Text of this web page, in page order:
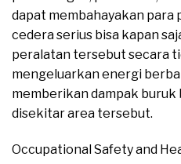
dapat membahayakan para
cedera serius bisa kapan
peralatan tersebut secara
mengeluarkan energi
memberikan dampak buruk
disekitar area tersebut.
Occupational Safety and